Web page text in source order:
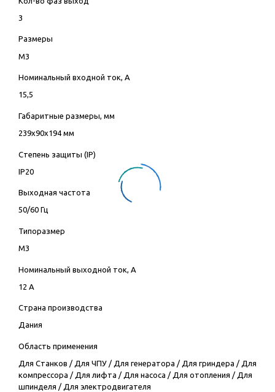
3
Размеры
M3
Номинальный входной ток, А
15,5
Габаритные размеры, мм
239х90х194 мм
Степень защиты (IP)
IP20
Выходная частота
50/60 Гц
Типоразмер
M3
Номинальный выходной ток, А
12 А
Страна производства
Дания
Область применения
Для Станков / Для ЧПУ/ Для генератора / Для гриндера / Для
компрессора / Для лифта / Для насоса / Для отопления / Для
шпинделя / Для электродвигателя